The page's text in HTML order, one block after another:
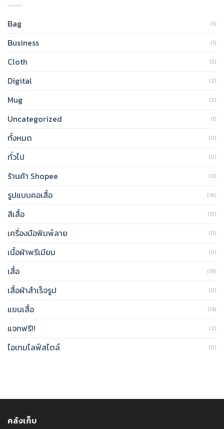
Bag (1)
Business (1)
Cloth (3)
Digital (2)
Mug (2)
Uncategorized (1)
ทั้งหมด (0)
ทั่วไป (0)
ร้านค้า Shopee (0)
รูปแบบคอเสื้อ (16)
สีเสื้อ (15)
เครื่องมือพิมพ์ลาย (0)
เนื้อผ้าพรีเมียม (0)
เสื้อ (19)
เสื้อผ้าสำเร็จรูป (0)
แขนเสื้อ (14)
แจกฟรี!! (2)
ไอเทมไลฟ์สไตล์ (0)
คลังเก็บ